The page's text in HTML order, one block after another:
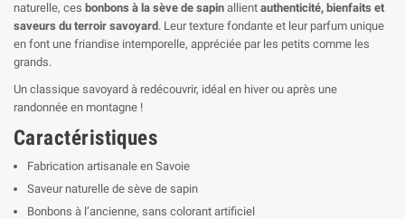
naturelle, ces bonbons à la sève de sapin allient authenticité, bienfaits et
saveurs du terroir savoyard. Leur texture fondante et leur parfum unique
en font une friandise intemporelle, appréciée par les petits comme les
grands.
Un classique savoyard à redécouvrir, idéal en hiver ou après une
randonnée en montagne !
Caractéristiques
Fabrication artisanale en Savoie
Saveur naturelle de sève de sapin
Bonbons à l’ancienne, sans colorant artificiel